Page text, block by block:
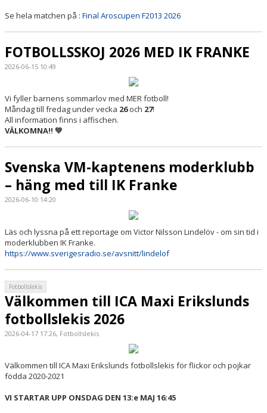
Se hela matchen på : Final Aroscupen F2013 2026
FOTBOLLSSKOJ 2026 MED IK FRANKE
2026-06-15 10:49
Vi fyller barnens sommarlov med MER fotboll!
Måndag till fredag under vecka 26och 27!
All information finns i affischen.
VÄLKOMNA!! 💚
Svenska VM-kaptenens moderklubb
– häng med till IK Franke
2026-06-10 14:20
Läs och lyssna på ett reportage om Victor Nilsson Lindelöv - om sin tid i
moderklubben IK Franke.
https://www.sverigesradio.se/avsnitt/lindelof
Fotbollslekis
Välkommen till ICA Maxi Erikslunds
fotbollslekis 2026
2026-04-17 17:26, Fotbollslekis
Välkommen till ICA Maxi Erikslunds fotbollslekis för flickor och pojkar
födda 2020-2021
VI STARTAR UPP ONSDAG DEN 13:e MAJ 16:45